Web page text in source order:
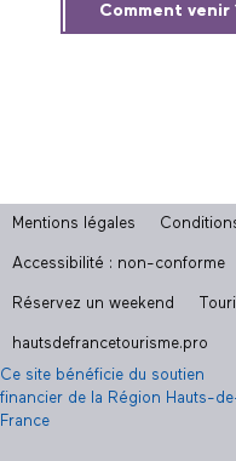
Comment venir
Mentions légales
Accessibilité : non-conforme
Réservez un weekend
hautsdefrancetourisme.pro
Ce site bénéficie du soutien
financier de la Région Hauts-
France